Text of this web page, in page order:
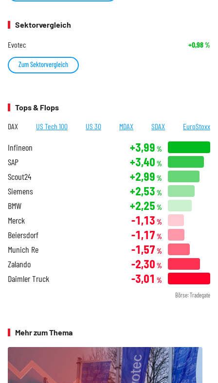
Sektorvergleich
Evotec +0,98%
Zum Sektorvergleich
Tops & Flops
DAX US Tech 100 US 30 MDAX SDAX EuroStoxx
Infineon +3,99 %
SAP +3,40 %
Scout24 +2,99 %
Siemens +2,53 %
BMW +2,25 %
Merck -1,13 %
Beiersdorf -1,17 %
Munich Re -1,57 %
Zalando -2,30 %
Daimler Truck -3,01 %
Börse: Tradegate
Mehr zum Thema